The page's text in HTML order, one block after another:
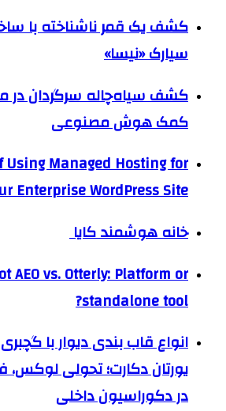
کشف یک قمر ناشناخته با
سیارک «نیسا»
کشف سیاه‌چاله سرگردان در
کمک هوش مصنوعی
Using Managed Hosting for
Enterprise WordPress Site
خانه هوشمند کایا
AEO vs. Otterly: Platform or
standalone tool?
انواع قاب بندی دیوار با
یورتان دکارت؛ تحولی
در دکوراسیون داخلی